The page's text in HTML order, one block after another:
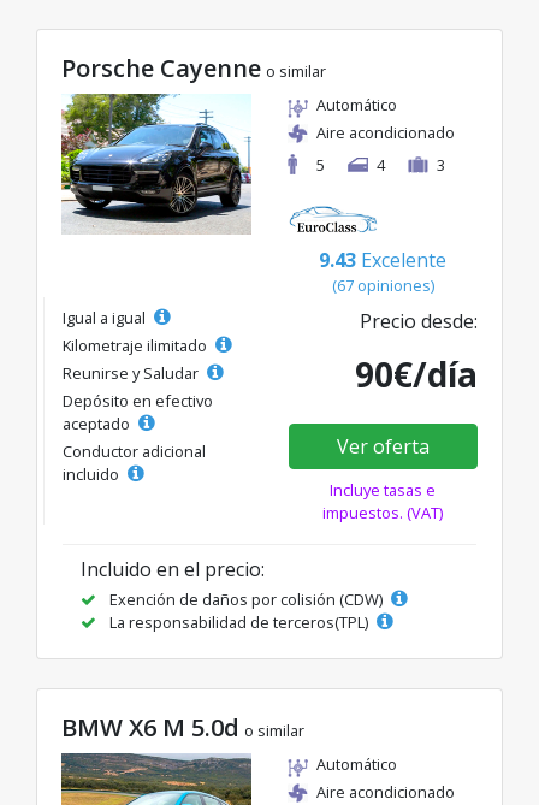
Porsche Cayenne o similar
Automático
Aire acondicionado
5
4 3
9.43 Excelente
(67 opiniones)
Igual a igual
Kilometraje ilimitado
Reunirse y Saludar
Depósito en efectivo
aceptado
Conductor adicional
incluido
Precio desde:
90€/día
Ver oferta
Incluye tasas e
impuestos. (VAT)
Incluido en el precio:
Exención de daños por colisión (CDW)
La responsabilidad de terceros(TPL)
BMW X6 M 5.0d o similar
Automático
Aire acondicionado